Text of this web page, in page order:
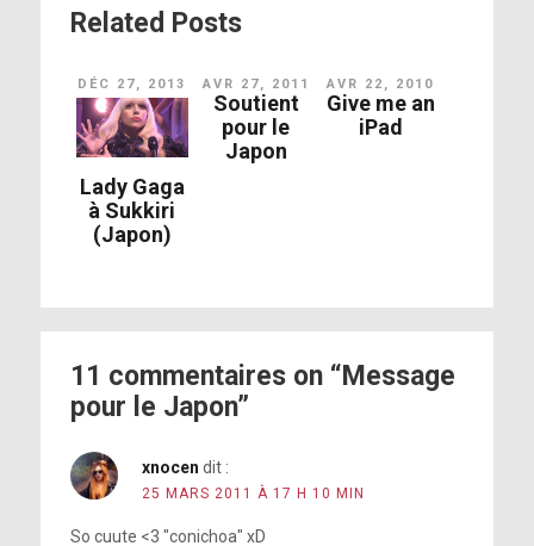
Related Posts
DÉC 27, 2013
Lady Gaga
à Sukkiri
(Japon)
AVR 27, 2011
Soutient
pour le
Japon
AVR 22, 2010
Give me an
iPad
11 commentaires on “Message
pour le Japon”
xnocen dit :
25 MARS 2011 À 17 H 10 MIN
So cuute <3 "conichoa" xD